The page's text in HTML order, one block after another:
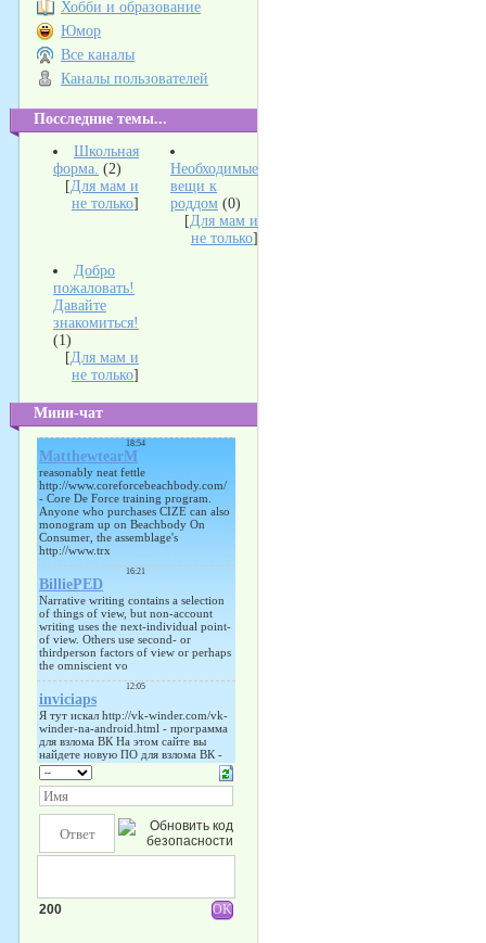
Хобби и образование
Юмор
Все каналы
Каналы пользователей
Посследние темы...
Школьная
форма. (2)
[Для мам и
не только]
Необходимые
вещи к
роддом (0)
[Для мам и
не только]
Добро
пожаловать!
Давайте
знакомиться!
(1)
[Для мам и
не только]
Мини-чат
200